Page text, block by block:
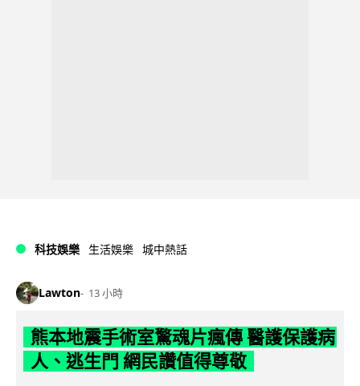
科技娛樂 生活娛樂 城中熱話
Lawton 13 小時
熊本地震手術室驚魂片瘋傳 醫護保護病
人、逃生門 網民讚值得尊敬